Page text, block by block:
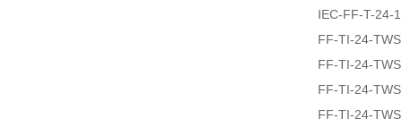
IEC-FF-T-24-
FF-TI-24-
FF-TI-24-
FF-TI-24-
FF-TI-24-